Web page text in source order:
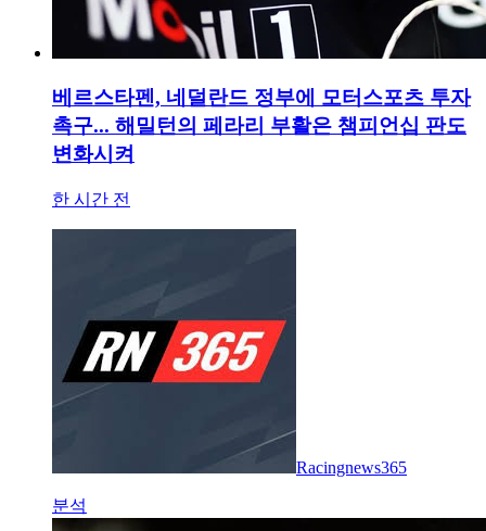
베르스타펜, 네덜란드 정부에 모터스포츠 투자
촉구... 해밀턴의 페라리 부활은 챔피언십 판도
변화시켜
한 시간 전
Racingnews365
분석